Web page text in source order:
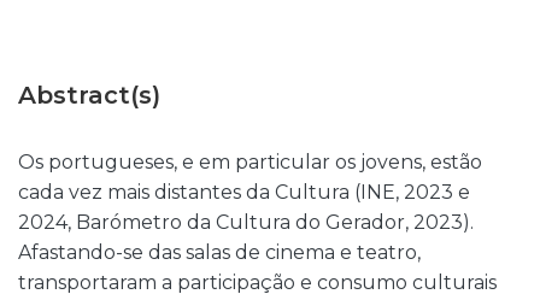
Abstract(s)
Os portugueses, e em particular os jovens, estão
cada vez mais distantes da Cultura (INE, 2023 e
2024, Barómetro da Cultura do Gerador, 2023).
Afastando-se das salas de cinema e teatro,
transportaram a participação e consumo culturais